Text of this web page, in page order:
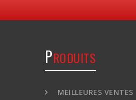
PRODUITS
MEILLEURES VENTES